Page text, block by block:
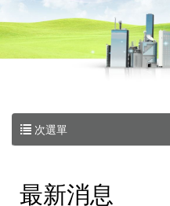
次選單
最新消息